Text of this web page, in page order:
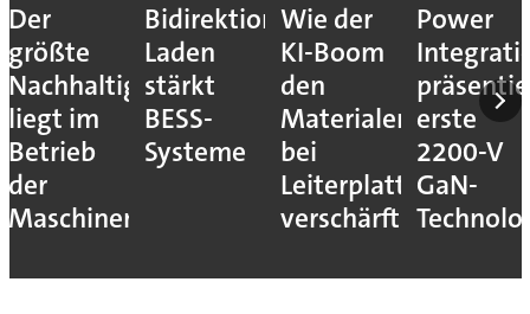
Der
größte
Nachhaltigkeitshebel
liegt im
Betrieb
der
Maschinen
Bidirektionales
Laden
stärkt
BESS-
Systeme
Wie der
KI-Boom
den
Materialengpass
bei
Leiterplatten
verschärft
Power
erste
2200-V
GaN-